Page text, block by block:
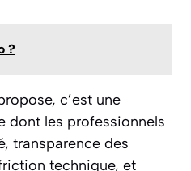
?
c’est une
dont les professionnels
transparence des
technique, et